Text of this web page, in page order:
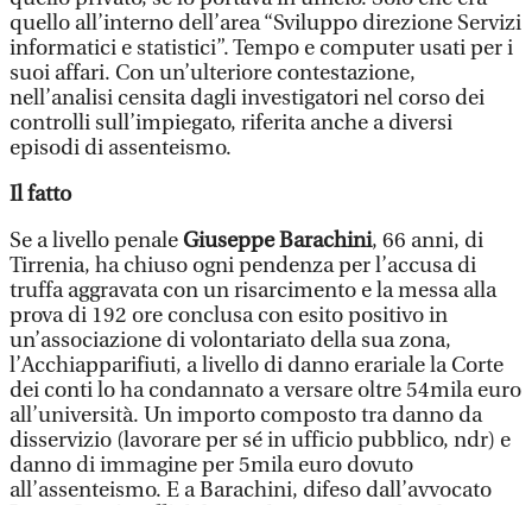
quello all’interno dell’area “Sviluppo direzione Servizi
informatici e statistici”. Tempo e computer usati per i
suoi affari. Con un’ulteriore contestazione,
nell’analisi censita dagli investigatori nel corso dei
controlli sull’impiegato, riferita anche a diversi
episodi di assenteismo.
Il fatto
Se a livello penaleGiuseppe Barachini, 66 anni, di
Tirrenia, ha chiuso ogni pendenza per l’accusa di
truffa aggravata con un risarcimento e la messa alla
prova di 192 ore conclusa con esito positivo in
un’associazione di volontariato della sua zona,
l’Acchiapparifiuti, a livello di danno erariale la Corte
dei conti lo ha condannato a versare oltre 54mila euro
all’università. Un importo composto tra danno da
disservizio (lavorare per sé in ufficio pubblico, ndr) e
danno di immagine per 5mila euro dovuto
all’assenteismo. E a Barachini, difeso dall’avvocato